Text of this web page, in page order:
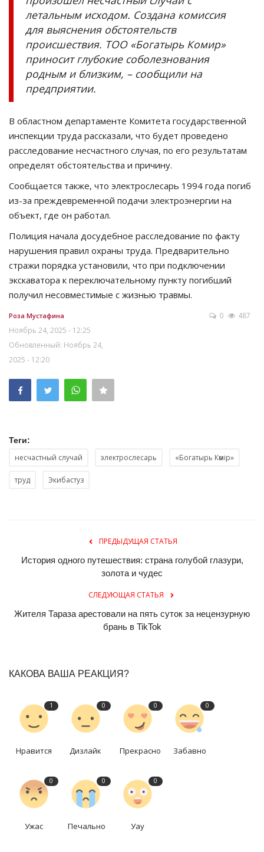
летальным исходом. Создана комиссия
для выяснения обстоятельств
происшествия. ТОО «Богатырь Комир»
приносит глубокие соболезнования
родным и близким, – сообщили на
предприятии.
В областном департаменте Комитета государственной
инспекции труда рассказали, что будет проведено
расследование несчастного случая, по его результатам
определят обстоятельства и причину.
Сообщается также, что электрослесарь 1994 года погиб
из-за преждевременной подачи электроэнергии на
объект, где он работал.
Полиция начала досудебное расследование по факту
нарушения правил охраны труда. Предварительно
стражи порядка установили, что при подключении
экскаватора к переключательному пункту погибший
получил несовместимые с жизнью травмы.
Роза Мустафина
Ноябрь 24, 2025 - 12:25
Обновленный: Ноябрь 24,
2025 - 12:20
0 487
Теги:
несчастный случай электрослесарь «Богатырь Көмір»
труд Экибастуз
ПРЕДЫДУЩАЯ СТАТЬЯ
История одного путешествия: страна голубой глазури,
золота и чудес
СЛЕДУЮЩАЯ СТАТЬЯ
Жителя Тараза арестовали на пять суток за нецензурную
брань в TikTok
КАКОВА ВАША РЕАКЦИЯ?
1
Нравится
0
Дизлайк
0
Прекрасно
0
Забавно
0
Ужас
0
Печально
0
Уау